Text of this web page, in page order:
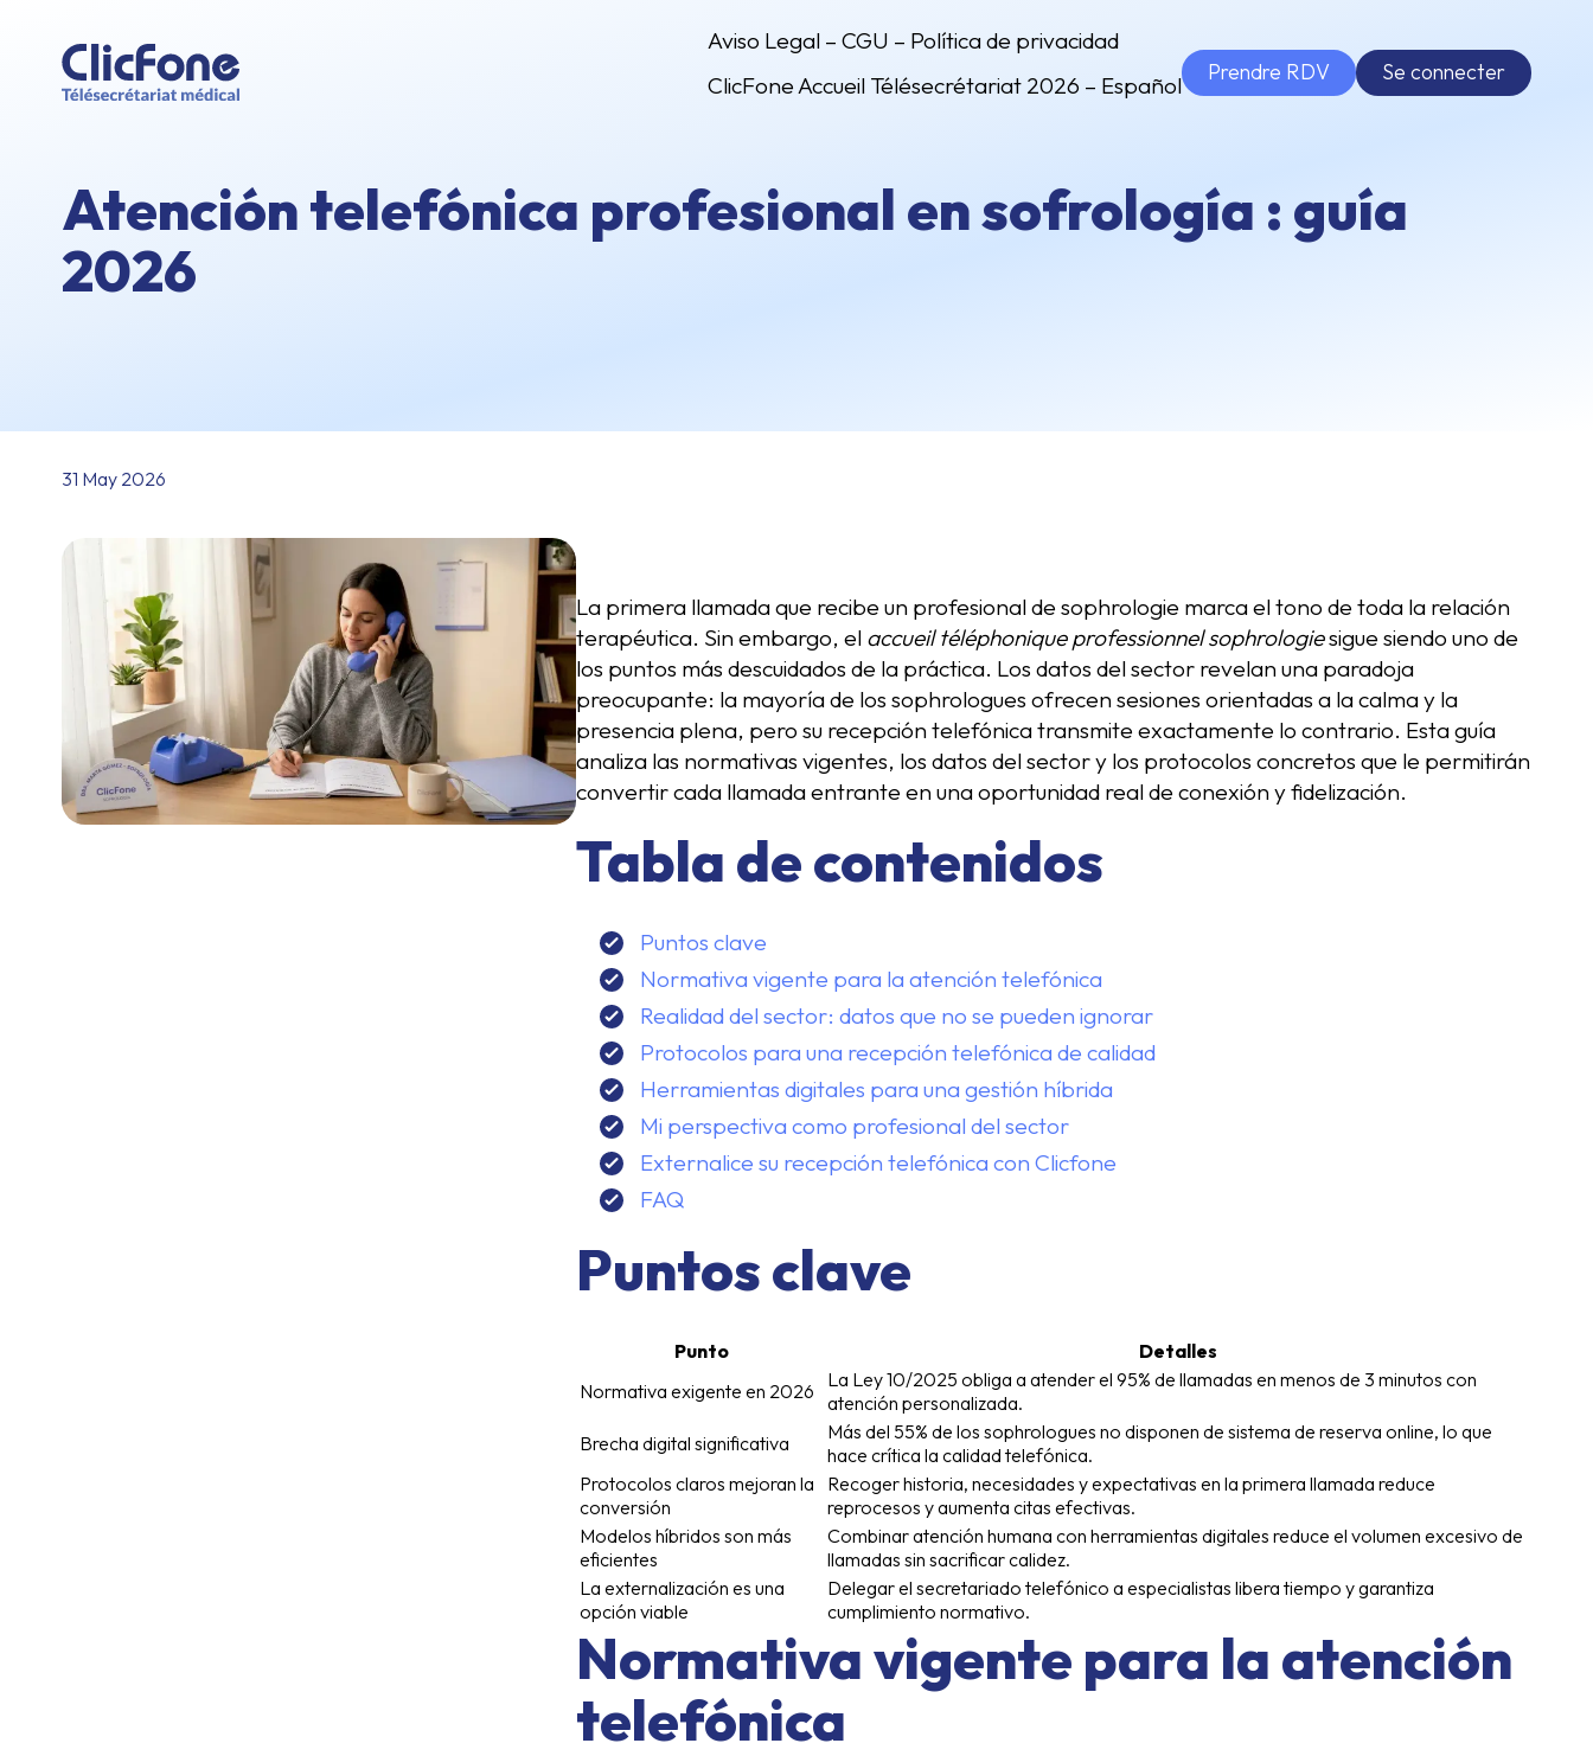
Aviso Legal – CGU – Política de privacidad
ClicFone Accueil Télésecrétariat 2026 – Español
Prendre RDV Se connecter
Atención telefónica profesional en sofrología : guía
2026
31 May 2026
La primera llamada que recibe un profesional de sophrologie marca el tono de toda la relación
terapéutica. Sin embargo, el accueil téléphonique professionnel sophrologiesigue siendo uno de
los puntos más descuidados de la práctica. Los datos del sector revelan una paradoja
preocupante: la mayoría de los sophrologues ofrecen sesiones orientadas a la calma y la
presencia plena, pero su recepción telefónica transmite exactamente lo contrario. Esta guía
analiza las normativas vigentes, los datos del sector y los protocolos concretos que le permitirán
convertir cada llamada entrante en una oportunidad real de conexión y fidelización.
Tabla de contenidos
Puntos clave
Normativa vigente para la atención telefónica
Realidad del sector: datos que no se pueden ignorar
Protocolos para una recepción telefónica de calidad
Herramientas digitales para una gestión híbrida
Mi perspectiva como profesional del sector
Externalice su recepción telefónica con Clicfone
FAQ
Puntos clave
Punto
Detalles
Normativa exigente en 2026
La Ley 10/2025 obliga a atender el 95% de llamadas en menos de 3 minutos con
atención personalizada.
Brecha digital significativa
Más del 55% de los sophrologues no disponen de sistema de reserva online, lo que
hace crítica la calidad telefónica.
Protocolos claros mejoran la
conversión
Recoger historia, necesidades y expectativas en la primera llamada reduce
reprocesos y aumenta citas efectivas.
Modelos híbridos son más
eficientes
Combinar atención humana con herramientas digitales reduce el volumen excesivo de
llamadas sin sacrificar calidez.
La externalización es una
opción viable
Delegar el secretariado telefónico a especialistas libera tiempo y garantiza
cumplimiento normativo.
Normativa vigente para la atención
telefónica